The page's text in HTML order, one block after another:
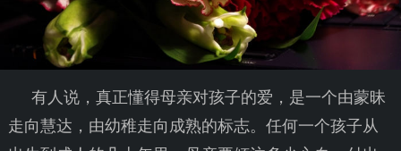
有人说，真正懂得母亲对孩子的爱，是一个由蒙昧
走向慧达，由幼稚走向成熟的标志。任何一个孩子从